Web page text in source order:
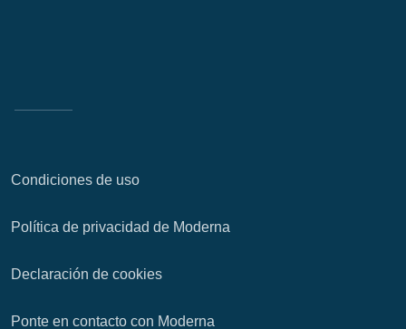
Condiciones de uso
Política de privacidad de Moderna
Declaración de cookies
Ponte en contacto con Moderna